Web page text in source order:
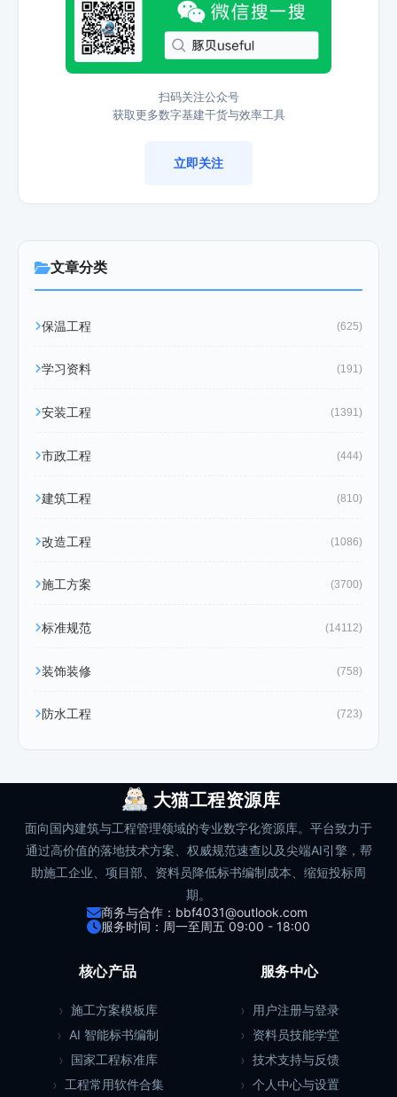
扫码关注公众号
获取更多数字基建干货与效率工具
立即关注
文章分类
保温工程 (625)
学习资料 (191)
安装工程 (1391)
市政工程 (444)
建筑工程 (810)
改造工程 (1086)
施工方案 (3700)
标准规范 (14112)
装饰装修 (758)
防水工程 (723)
大猫工程资源库
面向国内建筑与工程管理领域的专业数字化资源库。平台致力于
通过高价值的落地技术方案、权威规范速查以及尖端AI引擎，帮
助施工企业、项目部、资料员降低标书编制成本、缩短投标周
期。
商务与合作：bbf4031@outlook.com
服务时间：周一至周五 09:00 - 18:00
核心产品
施工方案模板库
AI 智能标书编制
国家工程标准库
工程常用软件合集
服务中心
用户注册与登录
资料员技能学堂
技术支持与反馈
个人中心与设置